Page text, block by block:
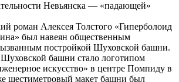
Невьянска — «падающей»
роман Алексея Толстого «Гиперболоид
был навеян общественным
постройкой Шуховской башни.
башни стало логотипом
искусство» в центре Помпиду в
шестиметровый макет башни был